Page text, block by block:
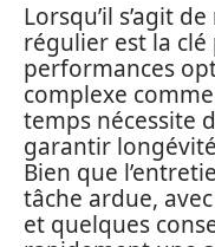
Lorsqu’il s’agit
régulier est la
performances
complexe
temps nécessite
garantir
Bien que
tâche ardue,
et quelques